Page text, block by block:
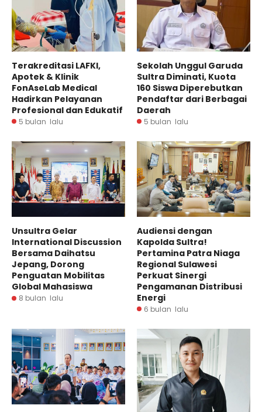
Terakreditasi LAFKI,
Apotek & Klinik
FonAseLab Medical
Hadirkan Pelayanan
Profesional dan Edukatif
5 bulan lalu
Sekolah Unggul Garuda
Sultra Diminati, Kuota
160 Siswa Diperebutkan
Pendaftar dari Berbagai
Daerah
5 bulan lalu
Unsultra Gelar
International Discussion
Bersama Daihatsu
Jepang, Dorong
Penguatan Mobilitas
Global Mahasiswa
8 bulan lalu
Audiensi dengan
Kapolda Sultra!
Pertamina Patra Niaga
Regional Sulawesi
Perkuat Sinergi
Pengamanan Distribusi
Energi
6 bulan lalu